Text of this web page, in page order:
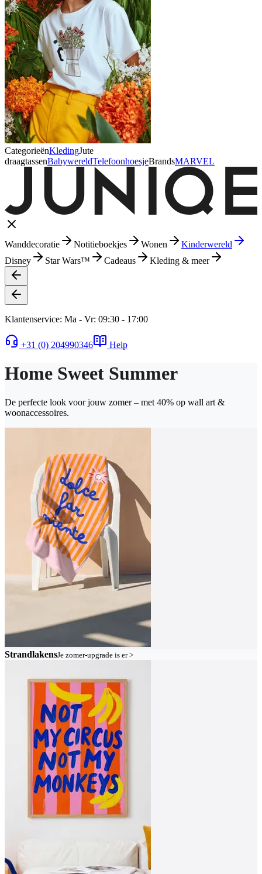
CategorieënKledingJute
draagtassenBabywereldTelefoonhoesjeBrandsMARVEL
Wanddecoratie Notitieboekjes Wonen
Kinderwereld
Disney
Star Wars™ Cadeaus Kleding & meer
Klantenservice: Ma - Vr: 09:30 - 17:00
+31 (0) 204990346 Help
Home Sweet Summer
De perfecte look voor jouw zomer – met 40% op wall art &
woonaccessoires.
StrandlakensJe zomer-upgrade is er >